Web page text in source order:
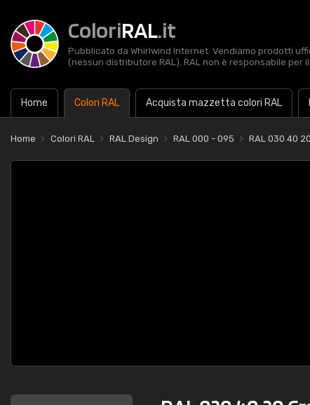
ColoriRAL.it
Pubblicato da Whirlwind Internet. Vendiamo prodotti
(nessun distributore RAL). RAL non è responsabile per
Home Colori RAL Acquista mazzetta colori RAL
Home Colori RAL RAL Design RAL 000 - 095 RAL 030 40